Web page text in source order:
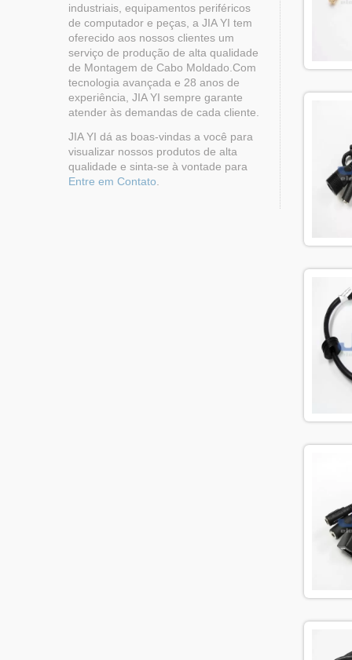
industriais, equipamentos periféricos
de computador e peças, a JIA YI tem
oferecido aos nossos clientes um
serviço de produção de alta qualidade
de Montagem de Cabo Moldado.Com
tecnologia avançada e 28 anos de
experiência, JIA YI sempre garante
atender às demandas de cada cliente.
JIA YI dá as boas-vindas a você para
visualizar nossos produtos de alta
qualidade e sinta-se à vontade para
Entre em Contato